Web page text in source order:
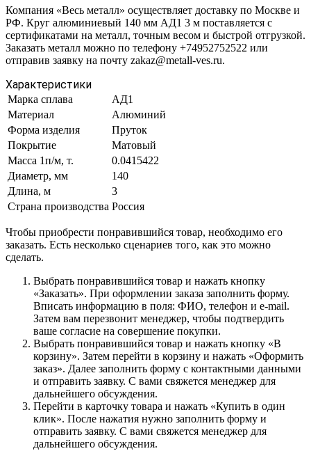
Компания «Весь металл» осуществляет доставку по Москве и
РФ. Круг алюминиевый 140 мм АД1 3 м поставляется с
сертификатами на металл, точным весом и быстрой отгрузкой.
Заказать металл можно по телефону +74952752522 или
отправив заявку на почту zakaz@metall-ves.ru.
Характеристики
Марка сплава
АД1
Материал
Алюминий
Форма изделия
Пруток
Покрытие
Матовый
Масса 1п/м, т.
0.0415422
Диаметр, мм
140
Длина, м
3
Страна производства Россия
Чтобы приобрести понравившийся товар, необходимо его
заказать. Есть несколько сценариев того, как это можно
сделать.
Выбрать понравившийся товар и нажать кнопку
«Заказать». При оформлении заказа заполнить форму.
Вписать информацию в поля: ФИО, телефон и e-mail.
Затем вам перезвонит менеджер, чтобы подтвердить
ваше согласие на совершение покупки.
Выбрать понравившийся товар и нажать кнопку «В
корзину». Затем перейти в корзину и нажать «Оформить
заказ». Далее заполнить форму с контактными данными
и отправить заявку. С вами свяжется менеджер для
дальнейшего обсуждения.
Перейти в карточку товара и нажать «Купить в один
клик». После нажатия нужно заполнить форму и
отправить заявку. С вами свяжется менеджер для
дальнейшего обсуждения.